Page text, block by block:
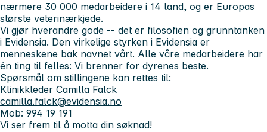
nærmere 30 000 medarbeidere i 14 land, og er Europas
største veterinærkjede.
Vi gjør hverandre gode -- det er filosofien og grunntanken
i Evidensia. Den virkelige styrken i Evidensia er
menneskene bak navnet vårt. Alle våre medarbeidere har
én ting til felles: Vi brenner for dyrenes beste.
Spørsmål om stillingene kan rettes til:
Klinikkleder Camilla Falck
camilla.falck@evidensia.no
Mob: 994 19 191
Vi ser frem til å motta din søknad!